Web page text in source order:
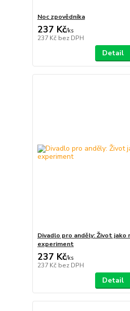
Noc zpovědníka
237 Kč/ks
237 Kč bez DPH
Detail
Divadlo pro anděly: Život jako
experiment
237 Kč/ks
237 Kč bez DPH
Detail